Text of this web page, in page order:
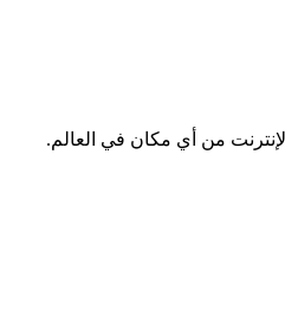
من أي مكان في العالم.